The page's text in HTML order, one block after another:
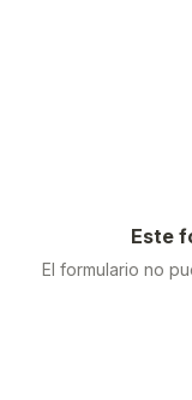
Este
El formulario no